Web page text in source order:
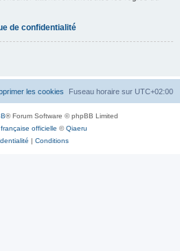
de confidentialité
Fuseau horaire sur UTC+02:00
les cookies
® Forum Software © phpBB Limited
officielle ©Qiaeru
| Conditions